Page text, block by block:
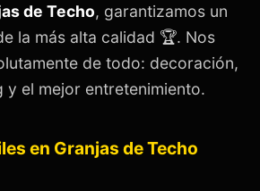
de Techo, garantizamos un
la más alta calidad 🏆. Nos
de todo: decoración,
y el mejor entretenimiento.
en Granjas de Techo